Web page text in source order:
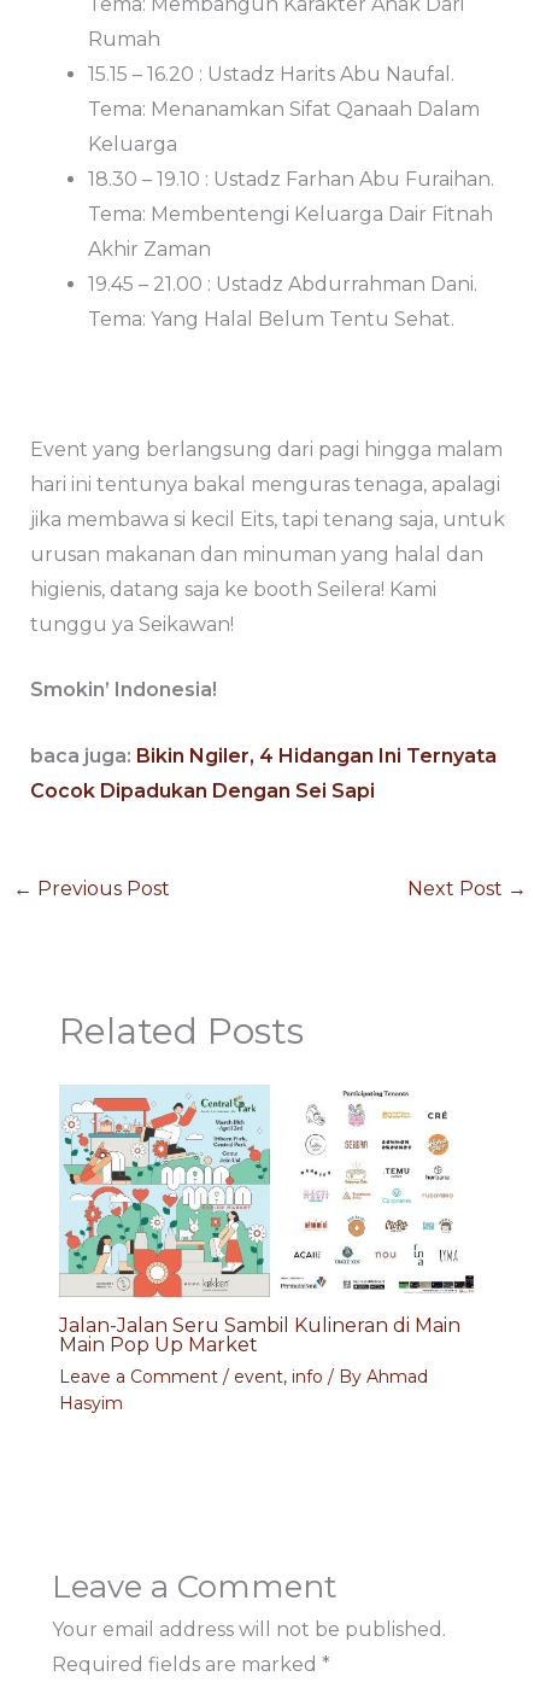
Rumah
15.15 – 16.20 : Ustadz Harits Abu Naufal.
Tema: Menanamkan Sifat Qanaah Dalam
Keluarga
18.30 – 19.10 : Ustadz Farhan Abu Furaihan.
Tema: Membentengi Keluarga Dair Fitnah
Akhir Zaman
19.45 – 21.00 : Ustadz Abdurrahman Dani.
Tema: Yang Halal Belum Tentu Sehat.
Event yang berlangsung dari pagi hingga malam
hari ini tentunya bakal menguras tenaga, apalagi
jika membawa si kecil Eits, tapi tenang saja, untuk
urusan makanan dan minuman yang halal dan
higienis, datang saja ke booth Seilera! Kami
tunggu ya Seikawan!
Smokin’ Indonesia!
baca juga: Bikin Ngiler, 4 Hidangan Ini Ternyata
Cocok Dipadukan Dengan Sei Sapi
← Previous Post Next Post →
Related Posts
Jalan-Jalan Seru Sambil Kulineran di Main
Main Pop Up Market
Leave a Comment / event, info / By Ahmad
Hasyim
Leave a Comment
Your email address will not be published.
Required fields are marked *